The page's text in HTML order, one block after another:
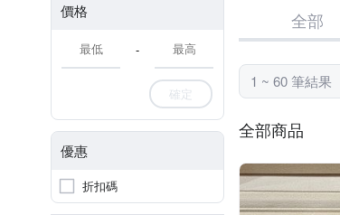
價格
-
確定
優惠
折扣碼
全部
1 ~ 60 筆結果
全部商品